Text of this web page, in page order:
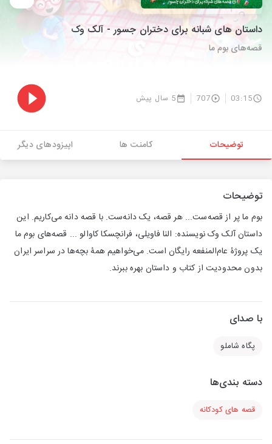
داستان های شبانه برای دختران جسور - آلک وک
قصه‌های بوم ما
03:15
707 5 سال پیش
توضیحات کامنت ها اپیزودهای دیگر
توضیحات
بوم ما پر از قصه‌ست... هر قصه، یک دانه‌ست. با قصه دانه می‌کاریم. این
داستان آلک وک نویسنده: النا فاویلی، فرانچسکا کاوالو ... قصه‌های بوم ما
یک پروژۀ عام‌المنفعه رایگان است. می‌خواهیم همۀ بچه‌ها در سراسر ایران
بدون محدودیت از کتاب و داستان بهره ببرند.
با صدای
پگاه شاملو
دسته بندی‌ها
قصه های کودکانه